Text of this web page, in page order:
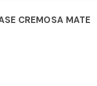
CREMOSA MATE